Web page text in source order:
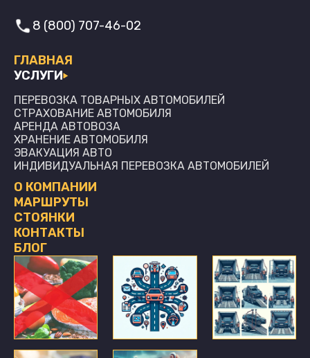
ГЛАВНАЯ
УСЛУГИ
ПЕРЕВОЗКА ТОВАРНЫХ АВТОМОБИЛЕЙ
СТРАХОВАНИЕ АВТОМОБИЛЯ
АРЕНДА АВТОВОЗА
ХРАНЕНИЕ АВТОМОБИЛЯ
ЭВАКУАЦИЯ АВТО
ИНДИВИДУАЛЬНАЯ ПЕРЕВОЗКА АВТОМОБИЛЕЙ
О КОМПАНИИ
МАРШРУТЫ
СТОЯНКИ
КОНТАКТЫ
БЛОГ
8 (800) 707-46-02